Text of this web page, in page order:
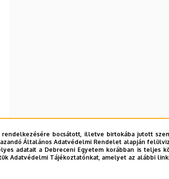
bocsátott, illetve birtokába jutott
Általános Adatvédelmi Rendelet alapján
adatait a Debreceni Egyetem korábban is
Adatvédelmi Tájékoztatónkat, amelyet az alábbi